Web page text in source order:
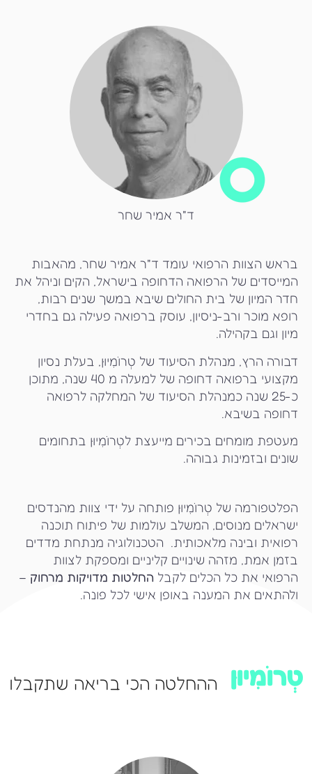
בראש הצוות הרפואי עומד ד"ר אמיר שחר, מהאבות
המייסדים של הרפואה הדחופה בישראל, הקים וניהל את
חדר המיון של בית החולים שיבא במשך שנים רבות,
רופא מוכר ורב-ניסיון, עוסק ברפואה פעילה גם בחדרי
מיון וגם בקהילה.
דבורה הרץ, מנהלת הסיעוד של טְרוֹמִיוּן, בעלת נסיון
מקצועי ברפואה דחופה של למעלה מ 40 שנה, מתוכן
כ-25 שנה כמנהלת הסיעוד של המחלקה לרפואה
דחופה בשיבא.
מעטפת מומחים בכירים מייעצת לטְרוֹמִיוּן בתחומים
שונים ובזמינות גבוהה.
הפלטפורמה של טְרוֹמִיוּן פותחה על ידי צוות מהנדסים
ישראלים מנוסים, המשלב עולמות של פיתוח תוכנה
רפואית ובינה מלאכותית.
הטכנולוגיה מנתחת מדדים
בזמן אמת, מזהה שינויים קליניים ומספקת לצוות
הרפואי את כל הכלים לקבל החלטות מדויקות מרחוק –
ולהתאים את המענה באופן אישי לכל פונה.
ד"ר אמיר שחר
טְרוֹמִיוּן ההחלטה הכי בריאה שתקבלו